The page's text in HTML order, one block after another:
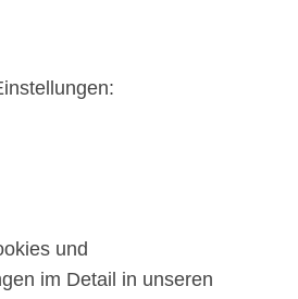
und
im Detail in unseren